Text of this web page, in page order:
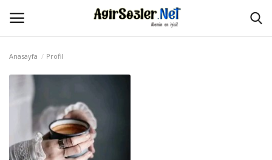
Anasayfa
İletişim
Anasayfa Profil